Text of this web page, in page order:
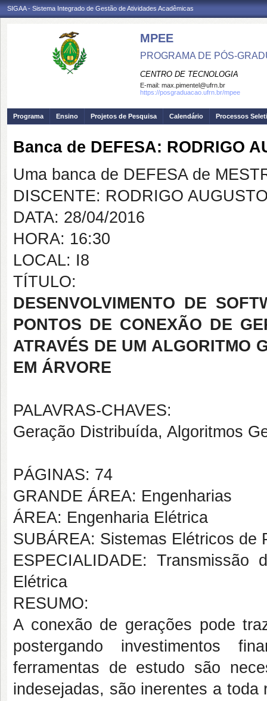
SIGAA - Sistema Integrado de Gestão de Atividades Acadêmicas
MPEE
PROGRAMA DE PÓS-
CENTRO DE TECNOLOGIA
E-mail: max.pimentel@ufrn.br
https://posgraduacao.ufrn.br/mpee
Programa Ensino Projetos de Pesquisa Calendário Processos
Banca de DEFESA: RODRIGO
Uma banca de DEFESA de
DISCENTE: RODRIGO
DATA: 28/04/2016
HORA: 16:30
LOCAL: I8
TÍTULO:
DESENVOLVIMENTO DE
PONTOS DE CONEXÃO DE
ATRAVÉS DE UM ALGORITMO
EM ÁRVORE
PALAVRAS-CHAVES:
Geração Distribuída, Algoritmos
PÁGINAS: 74
GRANDE ÁREA: Engenharias
ÁREA: Engenharia Elétrica
SUBÁREA: Sistemas Elétricos de
ESPECIALIDADE:
Elétrica
RESUMO:
A conexão de gerações pode
postergando investimentos
ferramentas de estudo são
indesejadas, são inerentes a